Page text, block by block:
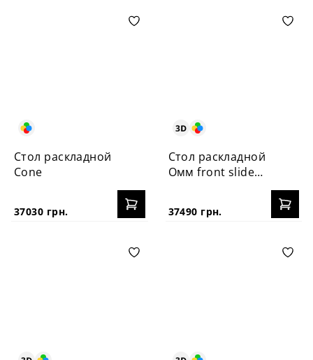
Стол раскладной
Cone
37030 грн.
Стол раскладной
Омм front slide
37490 грн.